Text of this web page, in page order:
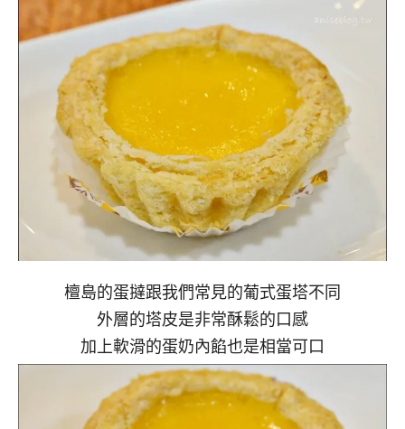
檀島的蛋撻跟我們常見的葡式蛋塔不同
外層的塔皮是非常酥鬆的口感
加上軟滑的蛋奶內餡也是相當可口